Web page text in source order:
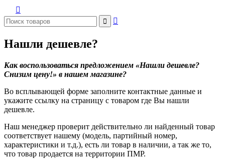

 
Нашли дешевле?
Как воспользоваться предложением «Нашли дешевле?
Снизим цену!» в нашем магазине?
Во всплывающей форме заполните контактные данные и
укажите ссылку на страницу с товаром где Вы нашли
дешевле.
Наш менеджер проверит действительно ли найденный товар
соответствует нашему (модель, партийный номер,
характеристики и т.д.), есть ли товар в наличии, а так же то,
что товар продается на территории ПМР.